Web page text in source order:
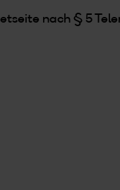
nach § 5